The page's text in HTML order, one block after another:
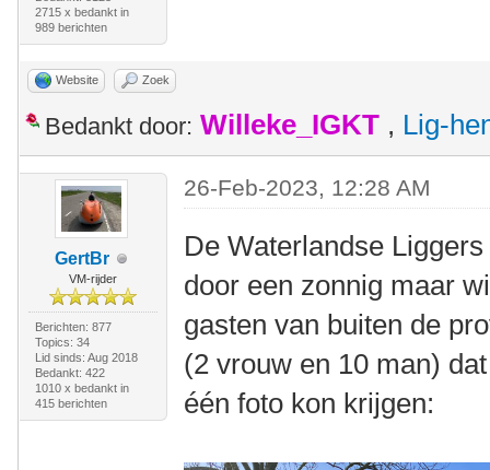
2715 x bedankt in
989 berichten
Website Zoek
Bedankt door: Willeke_IGKT , Lig-
GertBr
VM-rijder
Berichten: 877
Topics: 34
Lid sinds: Aug 2018
Bedankt: 422
1010 x bedankt in
415 berichten
26-Feb-2023, 12:28 AM
De Waterlandse
door een zonnig maar
gasten van buiten de
(2 vrouw en 10 man)
één foto kon krijgen: